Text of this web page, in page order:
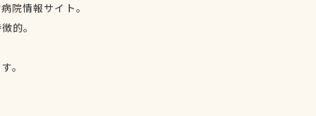
院情報サイト。
的。
。